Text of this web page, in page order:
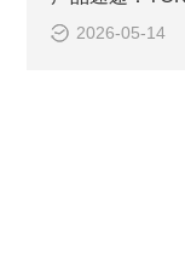
2026-05-14